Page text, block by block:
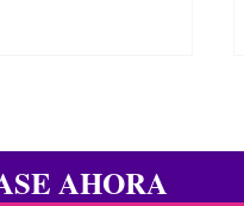
AHORA